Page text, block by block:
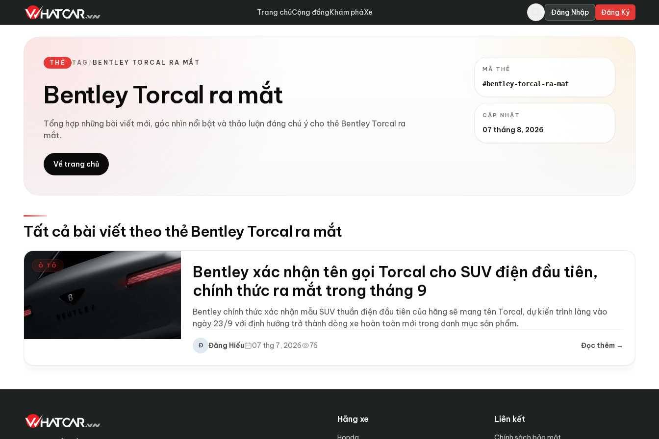
Trang chủCộng đồngKhám pháXe Đăng Nhập Đăng Ký
THẺ TAG / BENTLEY TORCAL RA MẮT
Bentley Torcal ra mắt
Tổng hợp những bài viết mới, góc nhìn nổi bật và thảo luận đáng chú ý cho thẻ Bentley Torcal ra
mắt.
Về trang chủ
MÃ THẺ
#bentley-torcal-ra-mat
CẬP NHẬT
07 tháng 8, 2026
Tất cả bài viết theo thẻ Bentley Torcal ra mắt
Ô TÔ
Bentley xác nhận tên gọi Torcal cho SUV điện đầu tiên,
chính thức ra mắt trong tháng 9
Bentley chính thức xác nhận mẫu SUV thuần điện đầu tiên của hãng sẽ mang tên Torcal, dự kiến trình làng vào
ngày 23/9 với định hướng trở thành dòng xe hoàn toàn mới trong danh mục sản phẩm.
Đ Đăng Hiếu 07 thg 7, 2026 76 Đọc thêm →
Hãng xe Liên kết